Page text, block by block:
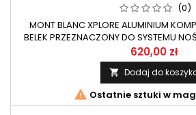
(0)
MONT BLANC XPLORE ALUMINIUM
BELEK PRZEZNACZONY DO SYSTEMU
BLANC.
620,00 zł
 Dodaj do
 Ostatnie sztuki w